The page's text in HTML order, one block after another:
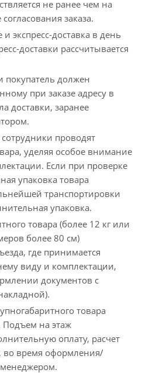
не ранее чем на
заказа.
экспресс-доставка в день
доставки рассчитывается
покупатель должен
при заказе адресу в
доставки, заранее
проводят
уделяя особое внимание
Если при проверке
упаковка товара
транспортировки
упаковка.
товара (более 12 кг или
более 80 см)
где принимается
виду и комплектации,
документов с
товара
Подъем на этаж
оплату, расчет
во время оформления/
менеджером.